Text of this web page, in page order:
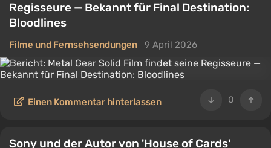
Regisseure — Bekannt für Final Destination:
Bloodlines
Filme und Fernsehsendungen 9 April 2026
0
Einen Kommentar hinterlassen
Sony und der Autor von 'House of Cards'